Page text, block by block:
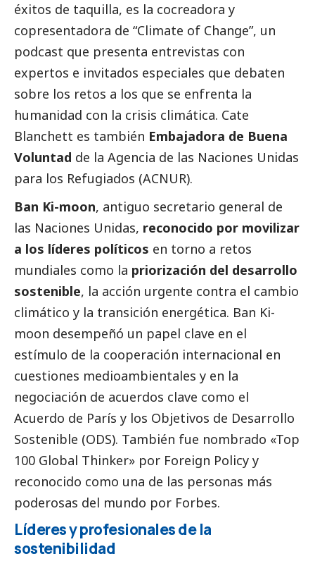
éxitos de taquilla, es la cocreadora y
copresentadora de “Climate of Change”, un
podcast que presenta entrevistas con
expertos e invitados especiales que debaten
sobre los retos a los que se enfrenta la
humanidad con la crisis climática. Cate
Blanchett es también Embajadora de Buena
Voluntad de la Agencia de las Naciones Unidas
para los Refugiados (ACNUR).
Ban Ki-moon, antiguo secretario general de
las Naciones Unidas, reconocido por movilizar
a los líderes políticos en torno a retos
mundiales como la priorización del desarrollo
sostenible, la acción urgente contra el cambio
climático y la transición energética. Ban Ki-
moon desempeñó un papel clave en el
estímulo de la cooperación internacional en
cuestiones medioambientales y en la
negociación de acuerdos clave como el
Acuerdo de París y los Objetivos de Desarrollo
Sostenible (ODS). También fue nombrado «Top
100 Global Thinker» por Foreign Policy y
reconocido como una de las personas más
poderosas del mundo por Forbes.
Líderes y profesionales de la
sostenibilidad